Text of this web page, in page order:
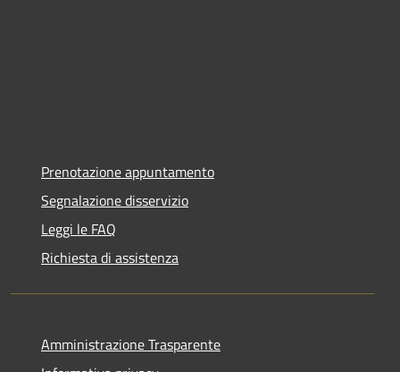
Prenotazione appuntamento
Segnalazione disservizio
Leggi le FAQ
Richiesta di assistenza
Amministrazione Trasparente